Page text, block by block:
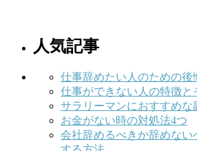
人気記事
仕事辞めたい人のための後
仕事ができない人の特徴と
サラリーマンにおすすめな
お金がない時の対処法4つ
会社辞めるべきか辞めな